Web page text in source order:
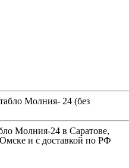
Молния- 24 (без
Молния-24 в Саратове,
и с доставкой по РФ